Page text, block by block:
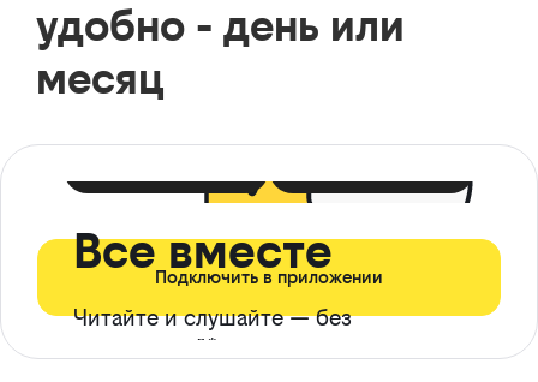
удобно - день или
месяц
Все вместе
Читайте и слушайте — без
ограничений*
Подключить в приложении